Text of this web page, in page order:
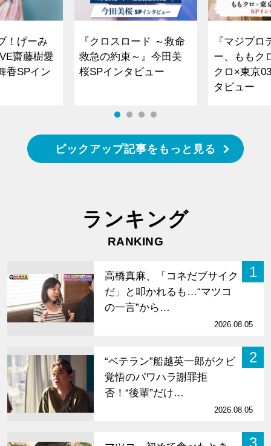
！げーみ
齋藤樹愛
香SPイン
『クロスロード ～救命
救急の約束～』今田美
桜SPインタビュー
『マジプロ
ー、ももク
クロ×東京
タビュー
ピックアップ記事をもっと見る
ランキング
RANKING
1
高橋真麻、「コネだブサイク
だ」と叩かれるも…“マツコ
の一言”から…
2026.08.05
2
“ベテラン”船越英一郎がクビ
覚悟のパワハラ謝罪拒
否！“後輩”だけ…
2026.08.05
3